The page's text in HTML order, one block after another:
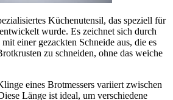
Küchenutensil, das speziell für
wurde. Es zeichnet sich durch
einer gezackten Schneide aus, die es
zu schneiden, ohne das weiche
eines Brotmessers variiert zwischen
Länge ist ideal, um verschiedene